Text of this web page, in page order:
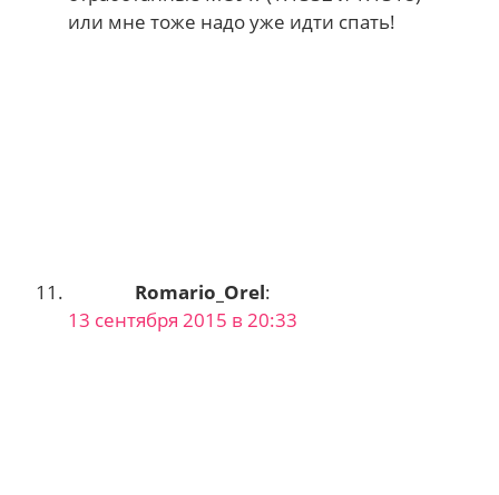
или мне тoже надо уже идти спать!
Romario_Orel:
13 сентября 2015 в 20:33